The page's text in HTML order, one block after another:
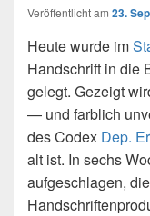
Veröffentlicht am 23.
Heute wurde im
Handschrift in die
gelegt. Gezeigt
— und farblich
des Codex Dep.
alt ist. In sechs
aufgeschlagen,